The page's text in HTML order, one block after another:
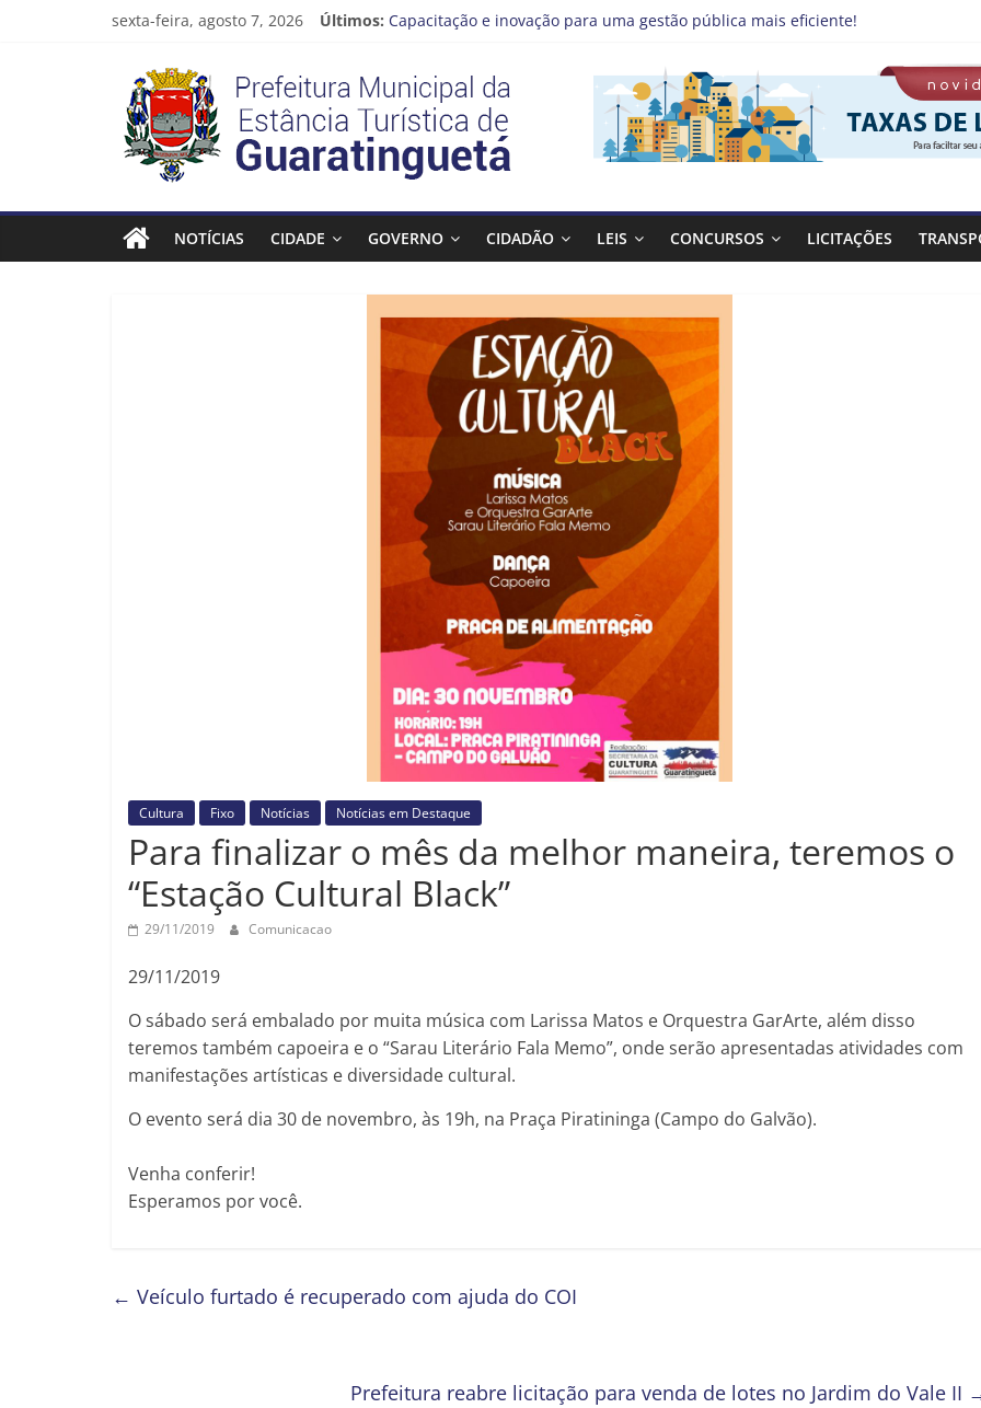
sexta-feira, agosto 7, 2026 Últimos: Capacitação e inovação para uma gestão pública mais eficiente!
Prefeitura de Guaratinguetá divulga novo cronograma dos editais da PNAB
Guaratinguetá realizará ação de vacinação contra a Febre Amarela na região da
Prefeitura
Estância
Turística
Guaratinguetá
NOTÍCIAS CIDADE GOVERNO CIDADÃO LEIS CONCURSOS LICITAÇÕES
Cultura Fixo Notícias Notícias em Destaque
Para finalizar o mês da melhor maneira, teremos o
“Estação Cultural Black”
29/11/2019 Comunicacao
29/11/2019
O sábado será embalado por muita música com Larissa Matos e Orquestra GarArte, além disso
teremos também capoeira e o “Sarau Literário Fala Memo”, onde serão apresentadas atividades com
manifestações artísticas e diversidade cultural.
O evento será dia 30 de novembro, às 19h, na Praça Piratininga (Campo do Galvão).
Venha conferir!
Esperamos por você.
← Veículo furtado é recuperado com ajuda do COI
Prefeitura reabre licitação para venda de lotes no Jardim do Vale II